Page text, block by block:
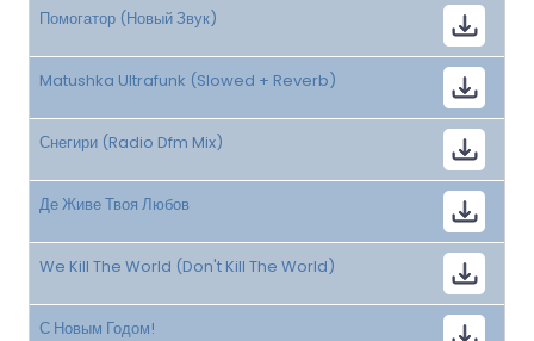
Помогатор (Новый Звук)
Matushka Ultrafunk (Slowed + Reverb)
Снегири (Radio Dfm Mix)
Де Живе Твоя Любов
We Kill The World (Don't Kill The World)
С Новым Годом!